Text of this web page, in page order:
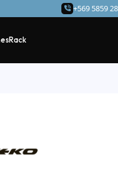
+569 5859
Rack